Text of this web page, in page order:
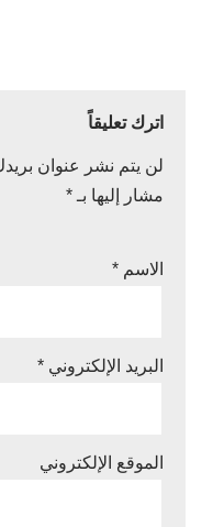
اترك تعليقاً
لن يتم نشر عنوان
مشار إليها بـ *
الاسم *
البريد الإلكتروني *
الموقع الإلكتروني